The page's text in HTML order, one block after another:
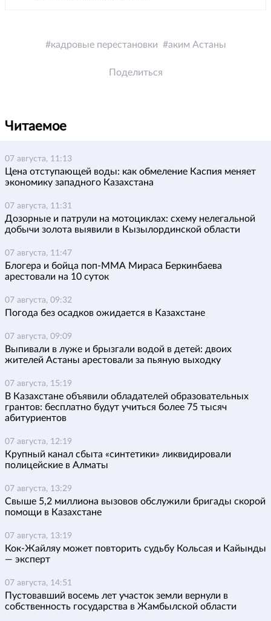
кадровые перестановки аким Астаны
Поделиться
Читаемое
07 августа, 11:13
Цена отступающей воды: как обмеление Каспия меняет
экономику западного Казахстана
07 августа, 11:31
Дозорные и патрули на мотоциклах: схему нелегальной
добычи золота выявили в Кызылординской области
07 августа, 11:47
Блогера и бойца поп-ММА Мираса Беркинбаева
арестовали на 10 суток
07 августа, 09:32
Погода без осадков ожидается в Казахстане
07 августа, 09:09
Выпивали в луже и брызгали водой в детей: двоих
жителей Астаны арестовали за пьяную выходку
07 августа, 15:19
В Казахстане объявили обладателей образовательных
грантов: бесплатно будут учиться более 75 тысяч
абитуриентов
07 августа, 12:19
Крупный канал сбыта «синтетики» ликвидировали
полицейские в Алматы
07 августа, 13:29
Свыше 5,2 миллиона вызовов обслужили бригады скорой
помощи в Казахстане
07 августа, 13:19
Кок-Жайляу может повторить судьбу Кольсая и Кайынды
— эксперт
07 августа, 14:51
Пустовавший восемь лет участок земли вернули в
собственность государства в Жамбылской области